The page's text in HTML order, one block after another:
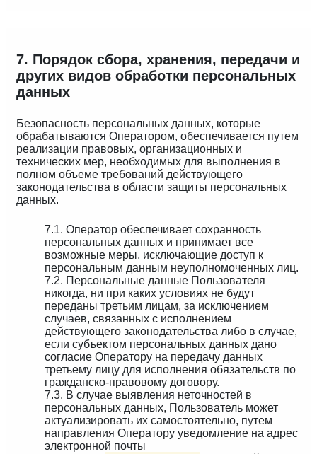
7. Порядок сбора, хранения, передачи и
других видов обработки персональных
данных
Безопасность персональных данных, которые
обрабатываются Оператором, обеспечивается путем
реализации правовых, организационных и
технических мер, необходимых для выполнения в
полном объеме требований действующего
законодательства в области защиты персональных
данных.
7.1. Оператор обеспечивает сохранность
персональных данных и принимает все
возможные меры, исключающие доступ к
персональным данным неуполномоченных лиц.
7.2. Персональные данные Пользователя
никогда, ни при каких условиях не будут
переданы третьим лицам, за исключением
случаев, связанных с исполнением
действующего законодательства либо в случае,
если субъектом персональных данных дано
согласие Оператору на передачу данных
третьему лицу для исполнения обязательств по
гражданско-правовому договору.
7.3. В случае выявления неточностей в
персональных данных, Пользователь может
актуализировать их самостоятельно, путем
направления Оператору уведомление на адрес
электронной почты